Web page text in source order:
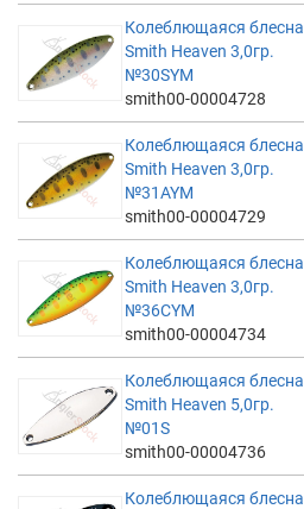
Колеблющаяся блесна
Smith Heaven 3,0гр.
№30SYM
smith00-00004728
Колеблющаяся блесна
Smith Heaven 3,0гр.
№31AYM
smith00-00004729
Колеблющаяся блесна
Smith Heaven 3,0гр.
№36CYM
smith00-00004734
Колеблющаяся блесна
Smith Heaven 5,0гр.
№01S
smith00-00004736
Колеблющаяся блесна